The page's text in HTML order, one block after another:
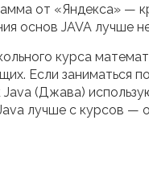
от «Яндекса» —
основ JAVA лучше
курса
Если заниматься
(Джава)
лучше с курсов